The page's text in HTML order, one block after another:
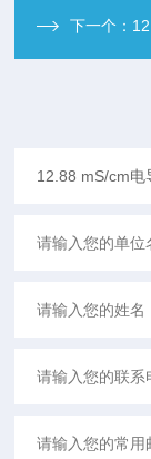
下一个：